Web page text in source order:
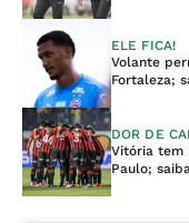
ELE FICA!
Volante
Fortaleza;
DOR DE
Vitória tem
Paulo;